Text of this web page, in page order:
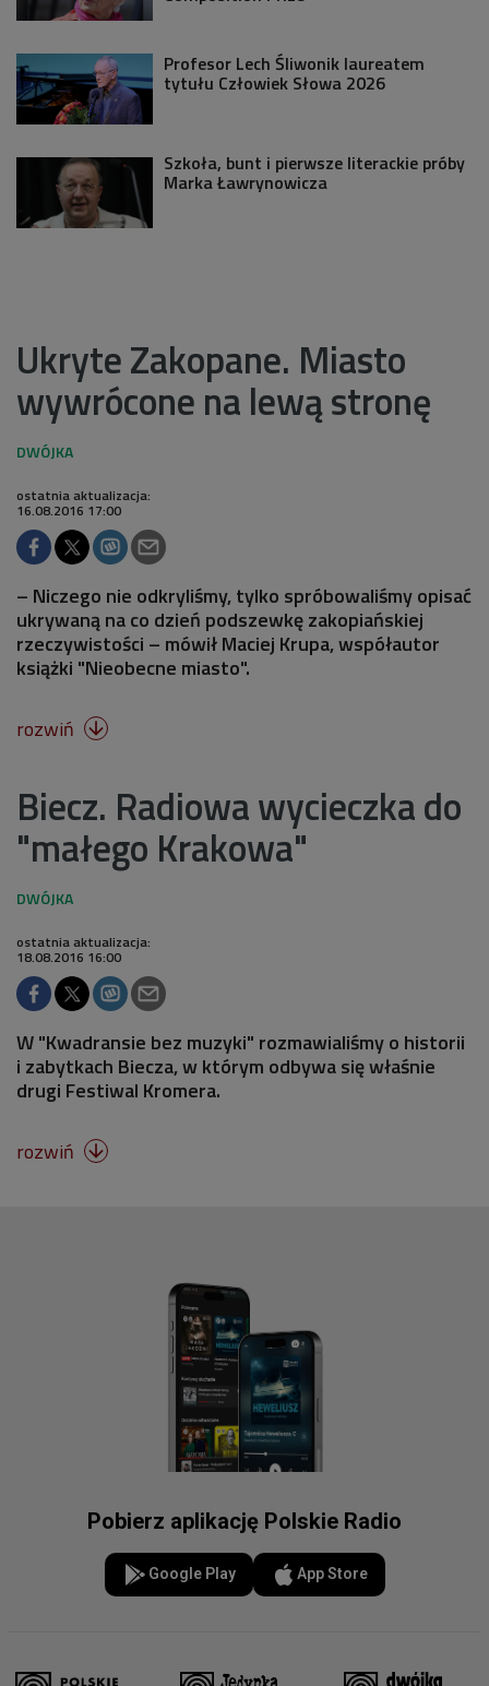
Profesor Lech Śliwonik laureatem
tytułu Człowiek Słowa 2026
Szkoła, bunt i pierwsze literackie próby
Marka Ławrynowicza
Ukryte Zakopane. Miasto
wywrócone na lewą stronę
ostatnia aktualizacja:
16.08.2016 17:00
– Niczego nie odkryliśmy, tylko spróbowaliśmy opisać
ukrywaną na co dzień podszewkę zakopiańskiej
rzeczywistości – mówił Maciej Krupa, współautor
książki "Nieobecne miasto".
rozwiń 
Biecz. Radiowa wycieczka do
"małego Krakowa"
ostatnia aktualizacja:
18.08.2016 16:00
W "Kwadransie bez muzyki" rozmawialiśmy o historii
i zabytkach Biecza, w którym odbywa się właśnie
drugi Festiwal Kromera.
rozwiń 
Pobierz aplikację Polskie Radio
Google Play App Store